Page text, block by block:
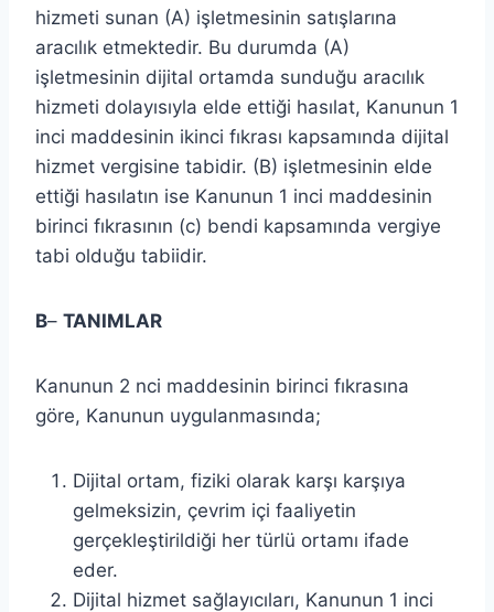
hizmeti sunan (A) işletmesinin satışlarına
aracılık etmektedir. Bu durumda (A)
işletmesinin dijital ortamda sunduğu aracılık
hizmeti dolayısıyla elde ettiği hasılat, Kanunun 1
inci maddesinin ikinci fıkrası kapsamında dijital
hizmet vergisine tabidir. (B) işletmesinin elde
ettiği hasılatın ise Kanunun 1 inci maddesinin
birinci fıkrasının (c) bendi kapsamında vergiye
tabi olduğu tabiidir.
B– TANIMLAR
Kanunun 2 nci maddesinin birinci fıkrasına
göre, Kanunun uygulanmasında;
Dijital ortam, fiziki olarak karşı karşıya
gelmeksizin, çevrim içi faaliyetin
gerçekleştirildiği her türlü ortamı ifade
eder.
Dijital hizmet sağlayıcıları, Kanunun 1 inci